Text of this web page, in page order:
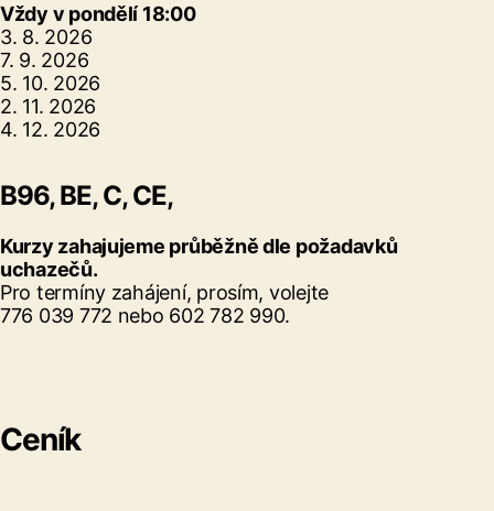
Vždy v pondělí 18:00
3. 8. 2026
7. 9. 2026
5. 10. 2026
2. 11. 2026
4. 12. 2026
B96,BE,C, CE,
Kurzy zahajujeme průběžně dle požadavků
uchazečů.
Pro termíny zahájení, prosím, volejte
776 039 772 nebo 602 782 990.
Ceník